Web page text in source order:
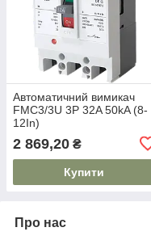
Автоматичний вимикач
FMC3/3U 3P 32A 50kA (8-
12In)
2 869,20 ₴
Купити
Про нас